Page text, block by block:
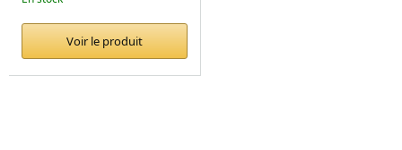
Voir le produit